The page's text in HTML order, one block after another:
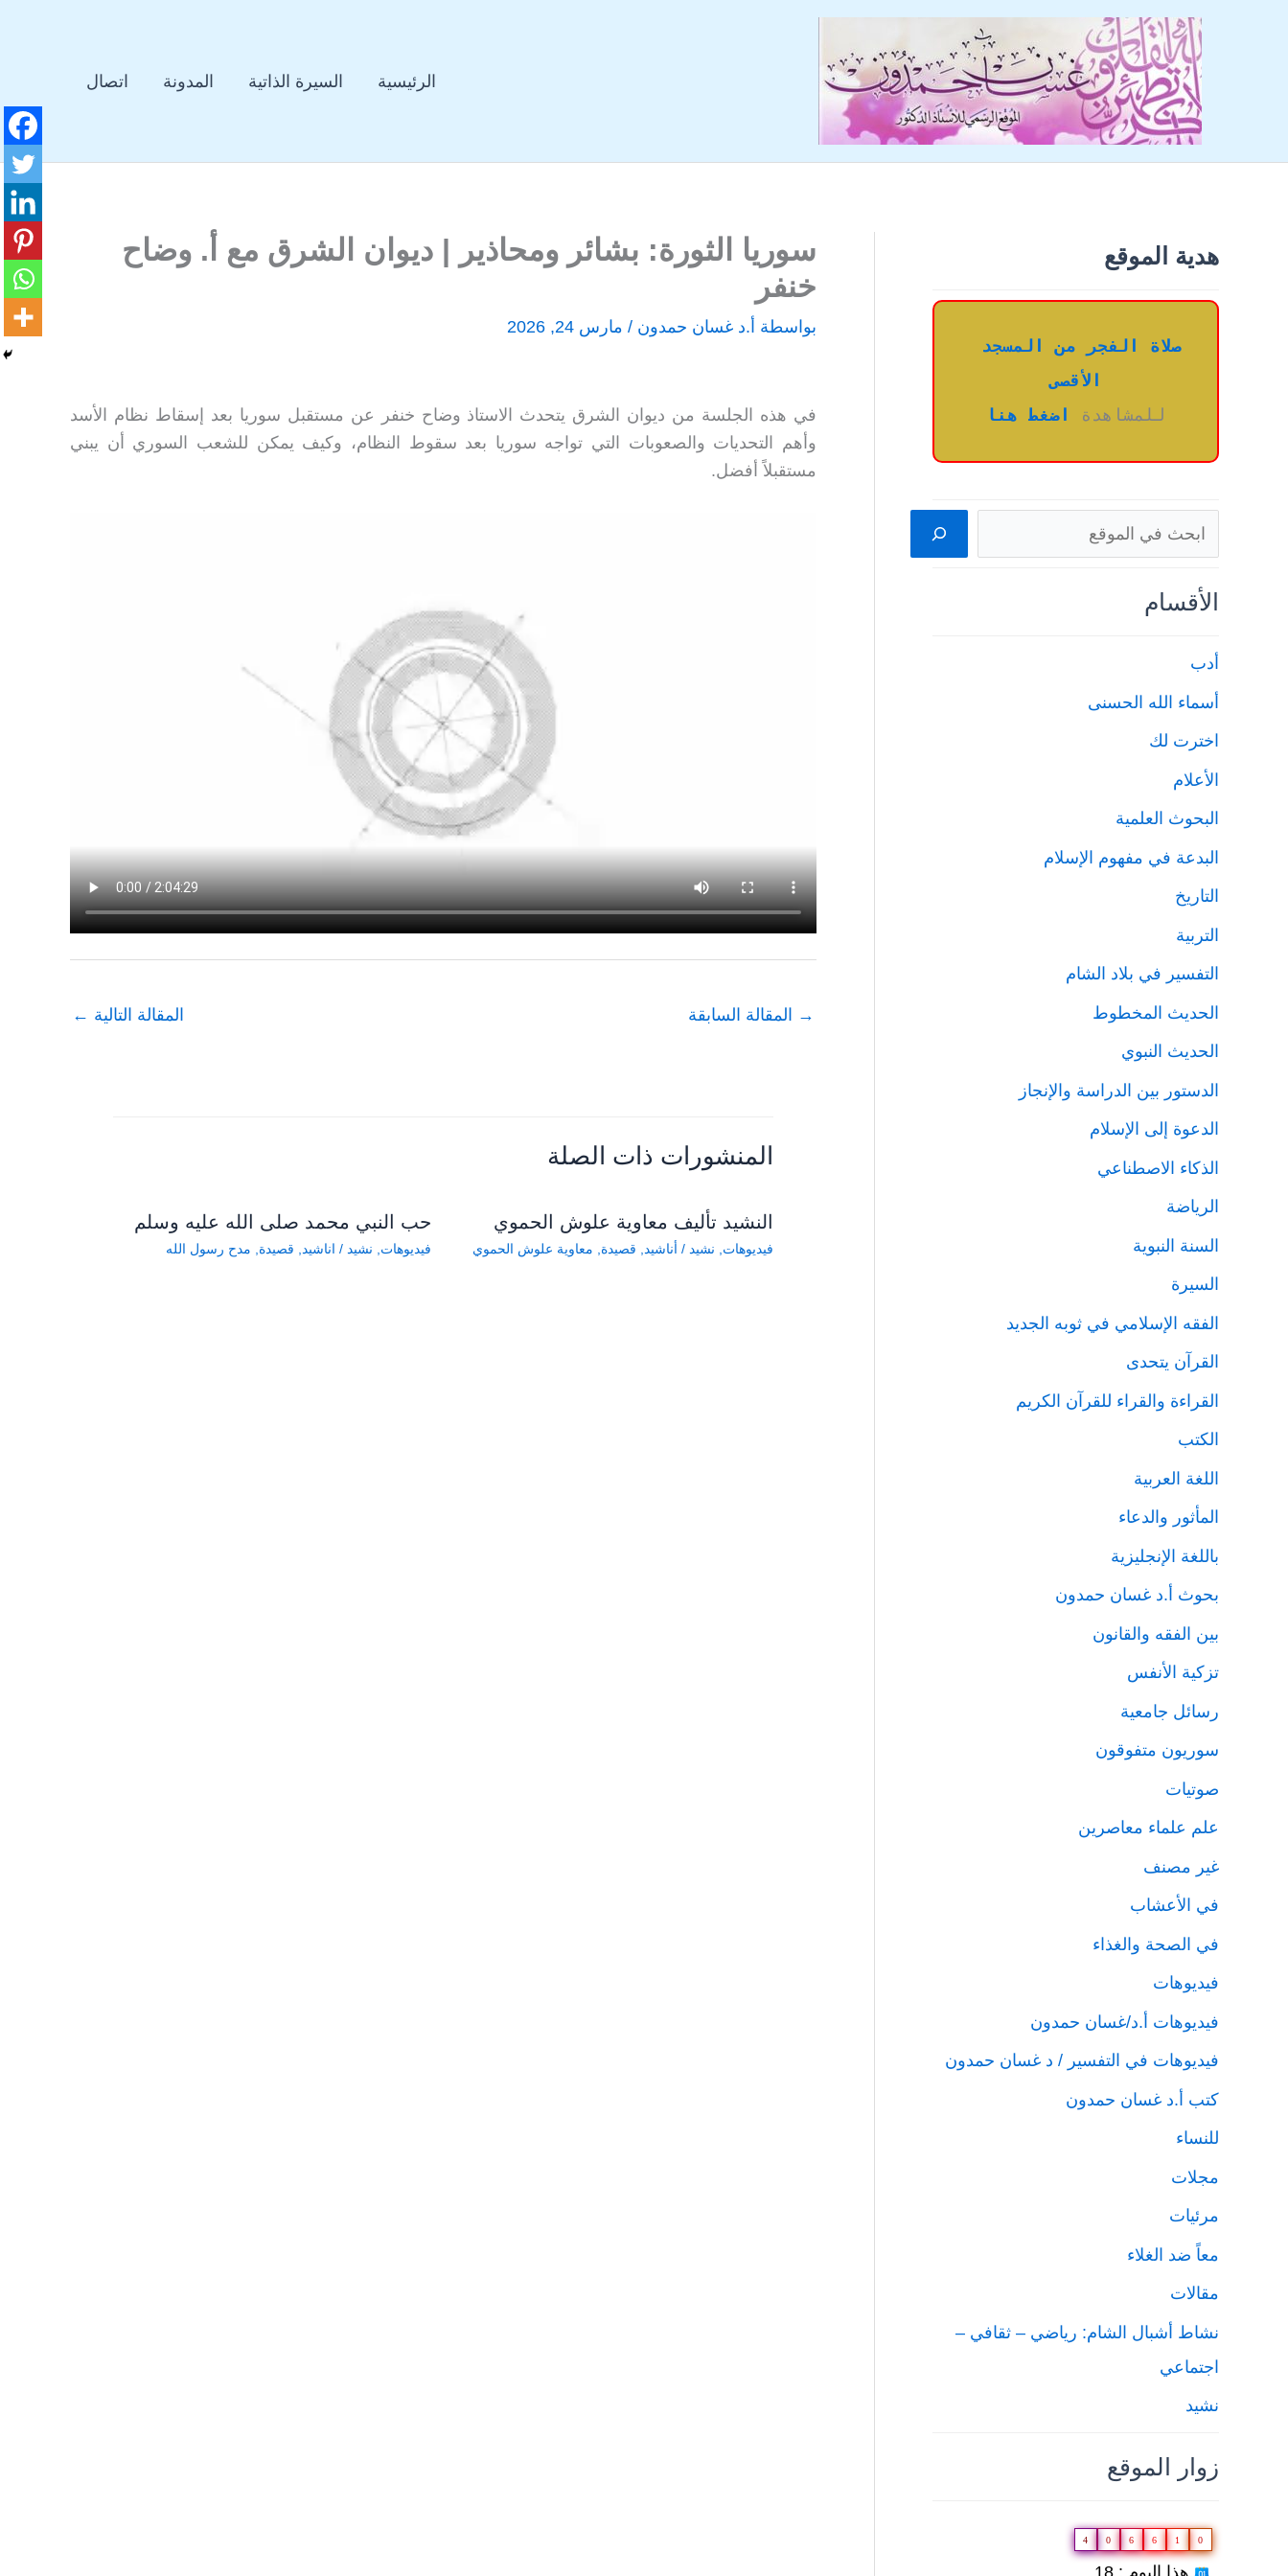
الرئيسية السيرة الذاتية المدونة اتصال
هدية الموقع
الأقصى
للمشاهدة
اضغط هنا
البحث
الأقسام
أدب
أسماء الله الحسنى
اخترت لك
الأعلام
البحوث العلمية
البدعة في مفهوم الإسلام
التاريخ
التربية
التفسير في بلاد الشام
الحديث المخطوط
الحديث النبوي
الدستور بين الدراسة والإنجاز
الدعوة إلى الإسلام
الذكاء الاصطناعي
الرياضة
السنة النبوية
السيرة
الفقه الإسلامي في ثوبه الجديد
القرآن يتحدى
القراءة والقراء للقرآن الكريم
الكتب
اللغة العربية
المأثور والدعاء
باللغة الإنجليزية
بحوث أ.د غسان حمدون
بين الفقه والقانون
تزكية الأنفس
رسائل جامعية
سوريون متفوقون
صوتيات
علم علماء معاصرين
غير مصنف
في الأعشاب
في الصحة والغذاء
فيديوهات
فيديوهات أ.د/غسان حمدون
فيديوهات في التفسير / د غسان حمدون
كتب أ.د غسان حمدون
للنساء
مجلات
مرئيات
معاً ضد الغلاء
مقالات
نشاط أشبال الشام: رياضي – ثقافي –
اجتماعي
نشيد
زوار الموقع
4 0 6 6 1 0
سوريا الثورة: بشائر ومحاذير | ديوان الشرق مع أ. وضاح
خنفر
بواسطة أ.د غسان حمدون / مارس 24, 2026
في هذه الجلسة من ديوان الشرق يتحدث الاستاذ وضاح خنفر عن مستقبل سوريا بعد إسقاط نظام الأسد
وأهم التحديات والصعوبات التي تواجه سوريا بعد سقوط النظام، وكيف يمكن للشعب السوري أن يبني
مستقبلاً أفضل.
→ المقالة السابقة المقالة التالية ←
المنشورات ذات الصلة
النشيد تأليف معاوية علوش الحموي
فيديوهات نشيد / أناشيد قصيدة معاوية علوش الحموي
حب النبي محمد صلى الله عليه وسلم
فيديوهات نشيد / اناشيد قصيدة مدح رسول الله